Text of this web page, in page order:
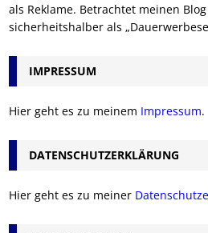
als Reklame. Betrachtet meinen
sicherheitshalber als
IMPRESSUM
Hier geht es zu meinem Impressum.
DATENSCHUTZERKLÄRUNG
Hier geht es zu meiner